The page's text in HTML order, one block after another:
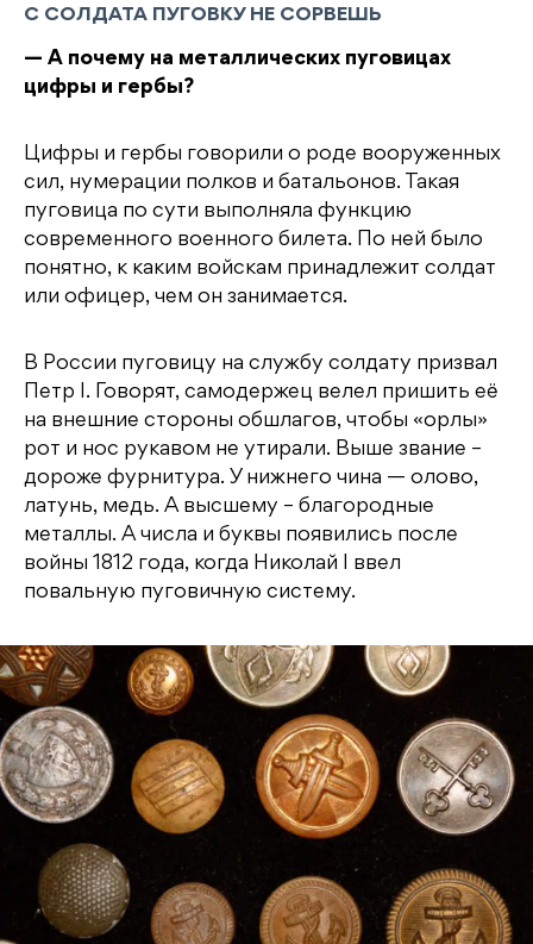
С СОЛДАТА ПУГОВКУ НЕ СОРВЕШЬ
— А почему на металлических пуговицах
цифры и гербы?
Цифры и гербы говорили о роде вооруженных
сил, нумерации полков и батальонов. Такая
пуговица по сути выполняла функцию
современного военного билета. По ней было
понятно, к каким войскам принадлежит солдат
или офицер, чем он занимается.
В России пуговицу на службу солдату призвал
Петр I. Говорят, самодержец велел пришить её
на внешние стороны обшлагов, чтобы «орлы»
рот и нос рукавом не утирали. Выше звание –
дороже фурнитура. У нижнего чина — олово,
латунь, медь. А высшему – благородные
металлы. А числа и буквы появились после
войны 1812 года, когда Николай I ввел
повальную пуговичную систему.